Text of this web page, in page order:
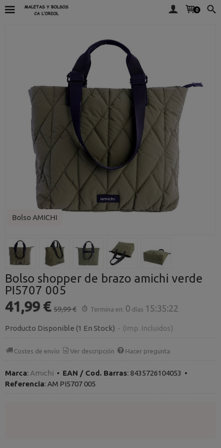
0
Bolso AMICHI
Bolso shopper de brazo amichi verde
PI5707 005
41,99 € 59,99 € Termina en: 0 días 15:35:22
Producto Disponible (1 En Stock) - (Imp. Incluidos)
Costes de envío Ver descripción Hacer pregunta
Marca: Amichi • EAN / Cod. Barras: 8435726104053 •
Referencia: AM PI5707 005